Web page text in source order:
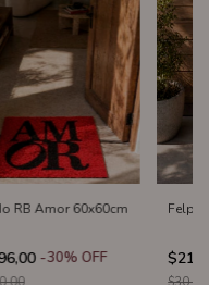
RB Amor 60x60cm
-30% OFF